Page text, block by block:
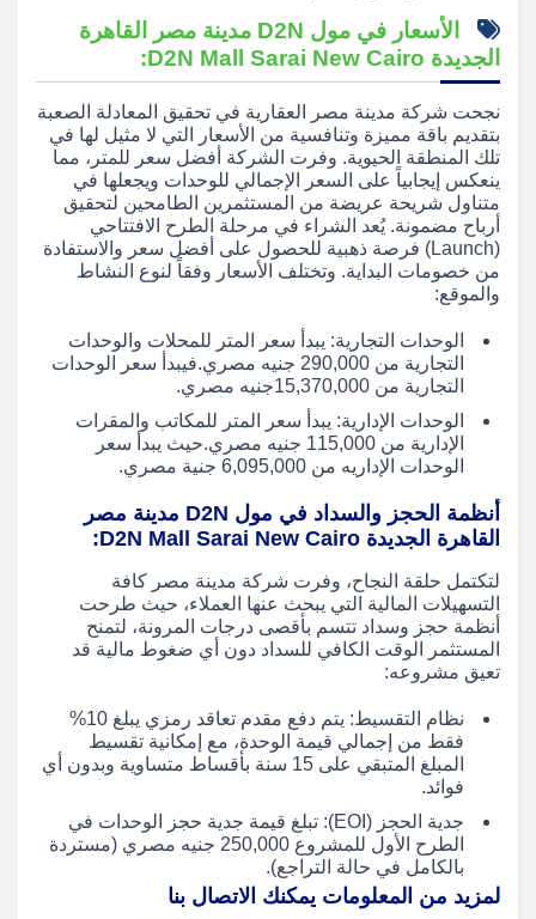
الأسعار في مول D2N مدينة مصر القاهرة
الجديدة D2N Mall Sarai New Cairo:
نجحت شركة مدينة مصر العقارية في تحقيق المعادلة الصعبة
بتقديم باقة مميزة وتنافسية من الأسعار التي لا مثيل لها في
تلك المنطقة الحيوية. وفرت الشركة أفضل سعر للمتر، مما
ينعكس إيجابياً على السعر الإجمالي للوحدات ويجعلها في
متناول شريحة عريضة من المستثمرين الطامحين لتحقيق
أرباح مضمونة. يُعد الشراء في مرحلة الطرح الافتتاحي
(Launch) فرصة ذهبية للحصول على أفضل سعر والاستفادة
من خصومات البداية. وتختلف الأسعار وفقاً لنوع النشاط
والموقع:
الوحدات التجارية: يبدأ سعر المتر للمحلات والوحدات
التجارية من 290,000 جنيه مصري.فيبدأ سعر الوحدات
التجارية من 15,370,000جنيه مصري.
الوحدات الإدارية: يبدأ سعر المتر للمكاتب والمقرات
الإدارية من 115,000 جنيه مصري.حيث يبدأ سعر
الوحدات الإداريه من 6,095,000 جنية مصري.
أنظمة الحجز والسداد في مول D2N مدينة مصر
القاهرة الجديدة D2N Mall Sarai New Cairo:
لتكتمل حلقة النجاح، وفرت شركة مدينة مصر كافة
التسهيلات المالية التي يبحث عنها العملاء، حيث طرحت
أنظمة حجز وسداد تتسم بأقصى درجات المرونة، لتمنح
المستثمر الوقت الكافي للسداد دون أي ضغوط مالية قد
تعيق مشروعه:
نظام التقسيط: يتم دفع مقدم تعاقد رمزي يبلغ 10%
فقط من إجمالي قيمة الوحدة، مع إمكانية تقسيط
المبلغ المتبقي على 15 سنة بأقساط متساوية وبدون أي
فوائد.
جدية الحجز (EOI): تبلغ قيمة جدية حجز الوحدات في
الطرح الأول للمشروع 250,000 جنيه مصري (مستردة
بالكامل في حالة التراجع).
لمزيد من المعلومات يمكنك الاتصال بنا